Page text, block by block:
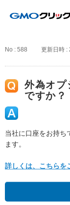
No : 588 更新日時 :
外為オプ
ですか？
当社に口座をお持ち
ます。
詳しくは、こちらを